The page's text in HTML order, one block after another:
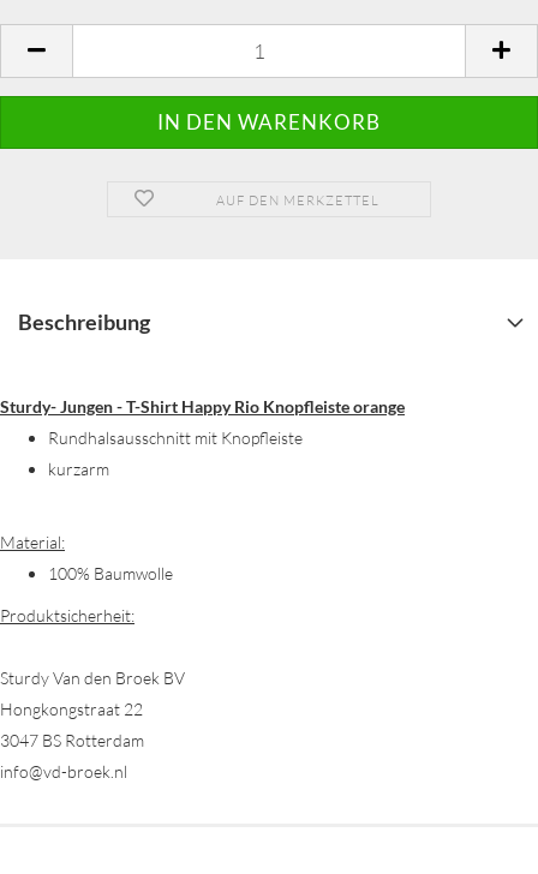
AUF DEN MERKZETTEL
Beschreibung
Sturdy- Jungen - T-Shirt Happy Rio Knopfleiste orange
Rundhalsausschnitt mit Knopfleiste
kurzarm
Material:
100% Baumwolle
Produktsicherheit:
Sturdy Van den Broek BV
Hongkongstraat 22
3047 BS Rotterdam
info@vd-broek.nl